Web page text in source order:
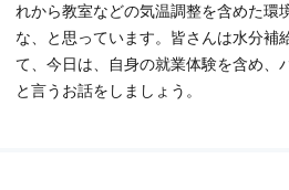
れから教室などの気温調整を含めた環
な、と思っています。皆さんは水分補
て、今日は、自身の就業体験を含め、
と言うお話をしましょう。